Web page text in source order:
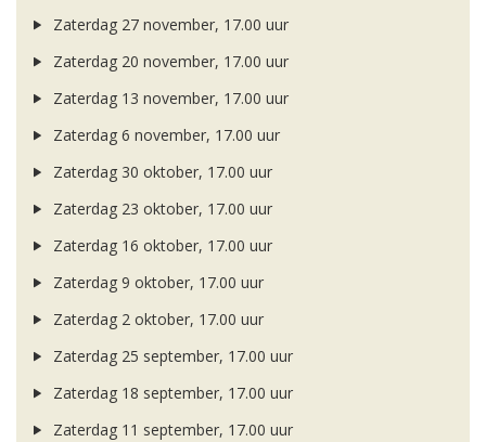
Zaterdag 27 november, 17.00 uur
Zaterdag 20 november, 17.00 uur
Zaterdag 13 november, 17.00 uur
Zaterdag 6 november, 17.00 uur
Zaterdag 30 oktober, 17.00 uur
Zaterdag 23 oktober, 17.00 uur
Zaterdag 16 oktober, 17.00 uur
Zaterdag 9 oktober, 17.00 uur
Zaterdag 2 oktober, 17.00 uur
Zaterdag 25 september, 17.00 uur
Zaterdag 18 september, 17.00 uur
Zaterdag 11 september, 17.00 uur